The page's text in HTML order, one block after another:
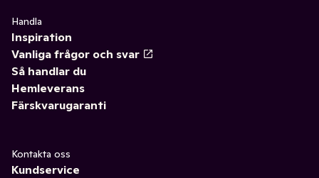
Handla
Inspiration
Vanliga frågor och svar
Så handlar du
Hemleverans
Färskvarugaranti
Kontakta oss
Kundservice